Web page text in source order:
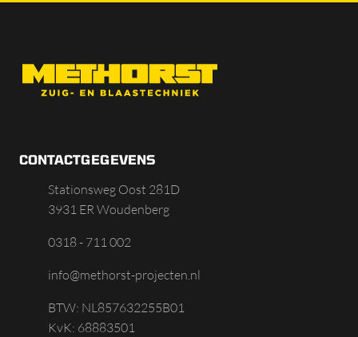
CONTACTGEGEVENS
Stationsweg Oost 281D
3931 ER Woudenberg
0318 - 711 002
info@methorst-projecten.nl
BTW: NL857632255B01
KvK: 68883501